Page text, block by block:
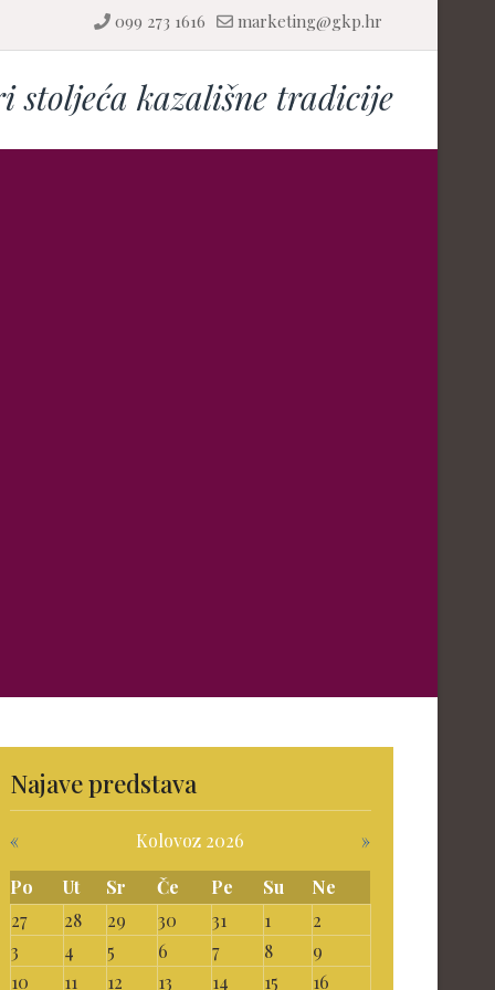
099 273 1616 marketing@gkp.hr
stoljeća kazališne tradicije
Najave predstava
« Kolovoz 2026
»
Po
Ut Sr Če Pe Su
Ne
27
28 29 30 31 1
2
3
4 5 6 7 8
9
10
11 12 13 14 15 16